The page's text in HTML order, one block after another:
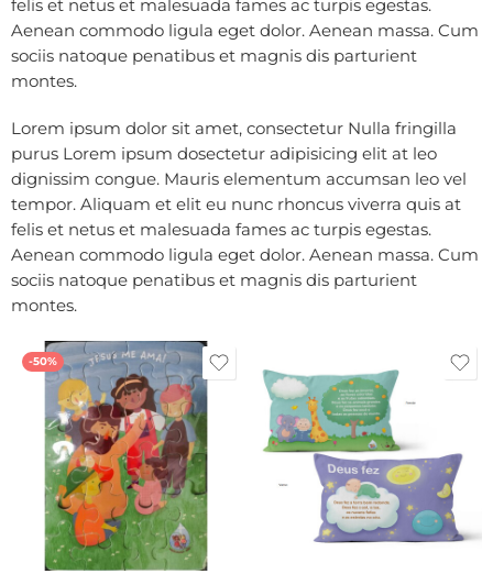
felis et netus et malesuada fames ac turpis egestas.
Aenean commodo ligula eget dolor. Aenean massa. Cum
sociis natoque penatibus et magnis dis parturient
montes.
Lorem ipsum dolor sit amet, consectetur Nulla fringilla
purus Lorem ipsum dosectetur adipisicing elit at leo
dignissim congue. Mauris elementum accumsan leo vel
tempor. Aliquam et elit eu nunc rhoncus viverra quis at
felis et netus et malesuada fames ac turpis egestas.
Aenean commodo ligula eget dolor. Aenean massa. Cum
sociis natoque penatibus et magnis dis parturient
montes.
-50%